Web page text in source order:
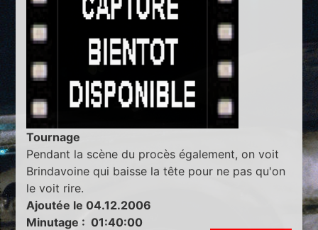
Tournage
Pendant la scène du procès également, on voit
Brindavoine qui baisse la tête pour ne pas qu'on
le voit rire.
Ajoutée le 04.12.2006
Minutage : 01:40:00